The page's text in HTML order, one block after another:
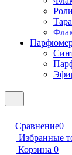
Сравнение0
Избранные
Корзина 0